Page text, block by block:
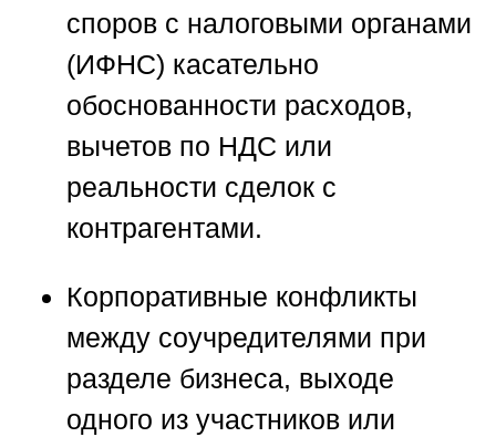
споров с налоговыми органами
(ИФНС) касательно
обоснованности расходов,
вычетов по НДС или
реальности сделок с
контрагентами.
Корпоративные конфликты
между соучредителями при
разделе бизнеса, выходе
одного из участников или